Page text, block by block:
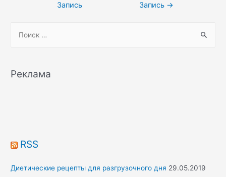
Запись
Запись →
r
:
Реклама
RSS
Диетические рецепты для разгрузочного дня 29.05.2019